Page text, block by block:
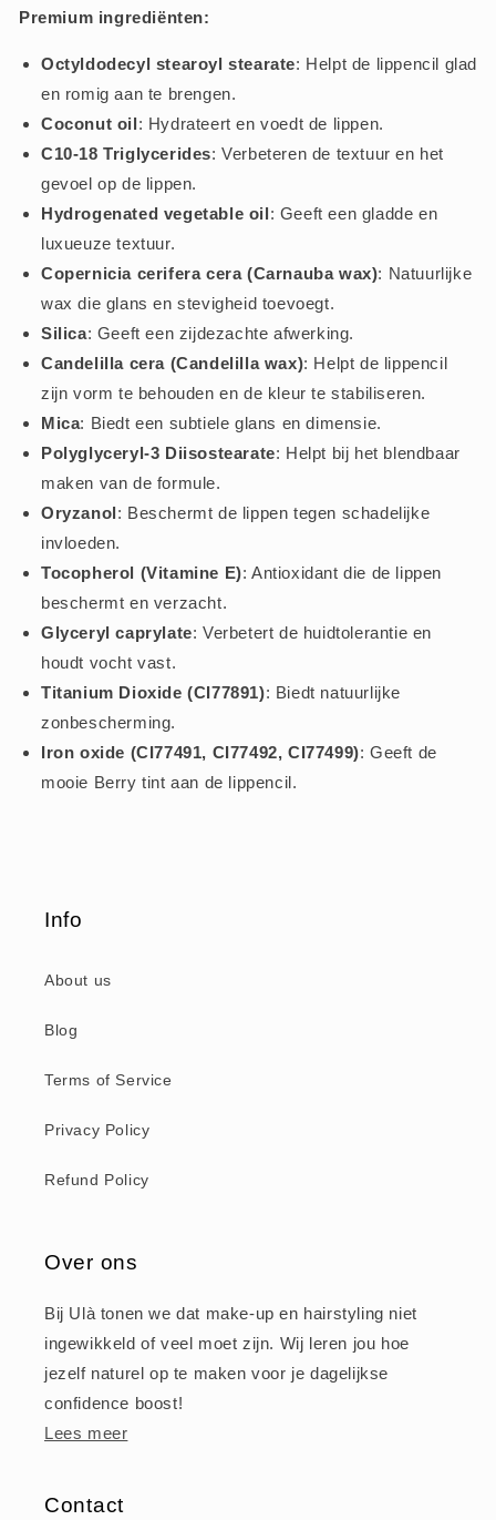
Premium ingrediënten:
Octyldodecyl stearoyl stearate: Helpt de lippencil glad
en romig aan te brengen.
Coconut oil: Hydrateert en voedt de lippen.
C10-18 Triglycerides: Verbeteren de textuur en het
gevoel op de lippen.
Hydrogenated vegetable oil: Geeft een gladde en
luxueuze textuur.
Copernicia cerifera cera (Carnauba wax): Natuurlijke
wax die glans en stevigheid toevoegt.
Silica: Geeft een zijdezachte afwerking.
Candelilla cera (Candelilla wax): Helpt de lippencil
zijn vorm te behouden en de kleur te stabiliseren.
Mica: Biedt een subtiele glans en dimensie.
Polyglyceryl-3 Diisostearate: Helpt bij het blendbaar
maken van de formule.
Oryzanol: Beschermt de lippen tegen schadelijke
invloeden.
Tocopherol (Vitamine E): Antioxidant die de lippen
beschermt en verzacht.
Glyceryl caprylate: Verbetert de huidtolerantie en
houdt vocht vast.
Titanium Dioxide (CI77891): Biedt natuurlijke
zonbescherming.
Iron oxide (CI77491, CI77492, CI77499): Geeft de
mooie Berry tint aan de lippencil.
Info
About us
Blog
Terms of Service
Privacy Policy
Refund Policy
Over ons
Bij Ulà tonen we dat make-up en hairstyling niet
ingewikkeld of veel moet zijn. Wij leren jou hoe
jezelf naturel op te maken voor je dagelijkse
confidence boost!
Lees meer
Contact